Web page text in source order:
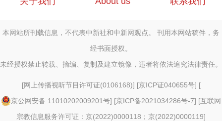
本网站所刊载信息，不代表中新社和中新网观点。 刊用本网站稿件，务
经书面授权。
未经授权禁止转载、摘编、复制及建立镜像，违者将依法追究法律责任。
[网上传播视听节目许可证(0106168)] [京ICP证040655号] [
京公网安备 11010202009201号] [京ICP备2021034286号-7] [互联网
宗教信息服务许可证：京(2022)0000118；京(2022)0000119]